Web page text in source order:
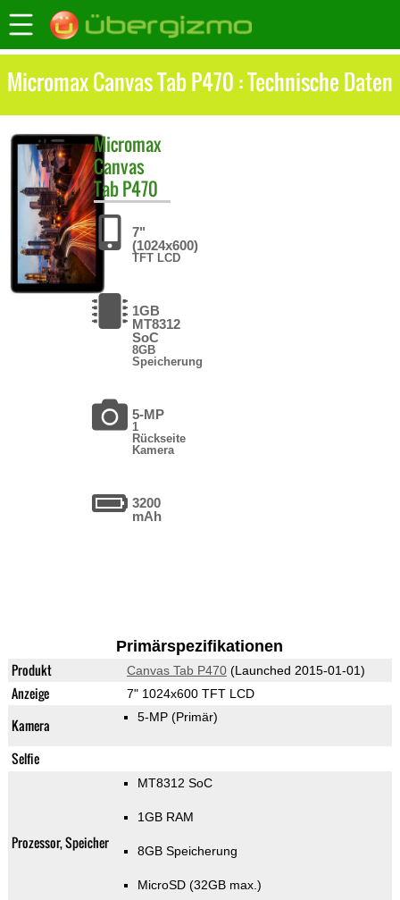
Micromax Canvas Tab P470 : Technische Daten
Micromax
Canvas
Tab P470
7"
(1024x600)
TFT LCD
1GB
MT8312
SoC
8GB
Speicherung
5-MP
1
Rückseite
Kamera
3200
mAh
Primärspezifikationen
Produkt Canvas Tab P470(Launched 2015-01-01)
Anzeige 7" 1024x600 TFT LCD
Kamera 5-MP (Primär)
Selfie
Prozessor, Speicher
MT8312 SoC
1GB RAM
8GB Speicherung
MicroSD (32GB max.)